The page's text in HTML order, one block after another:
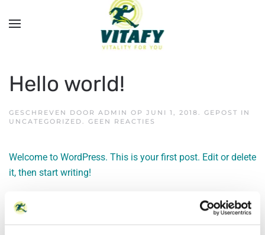
Overslaan en naar de inhoud gaan
Hello world!
GESCHREVEN DOOR ADMIN OP JUNI 1, 2018. GEPOST IN
UNCATEGORIZED. GEEN REACTIES
Welcome to WordPress. This is your first post. Edit or delete
it, then start writing!
Hello world!